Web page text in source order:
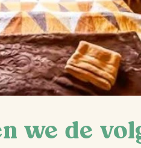
we de